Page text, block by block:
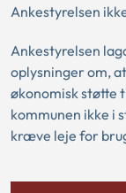
Ankestyrelsen
Ankestyrelsen
oplysninger om,
økonomisk støtte
kommunen ikke i
kræve leje for